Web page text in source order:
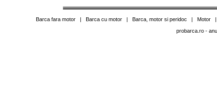
Barca fara motor| Barca cu motor| Barca, motor si peridoc | Motor
probarca.ro-